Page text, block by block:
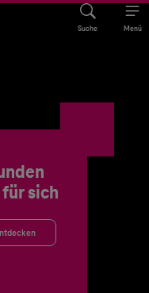
Suche Menü
sich